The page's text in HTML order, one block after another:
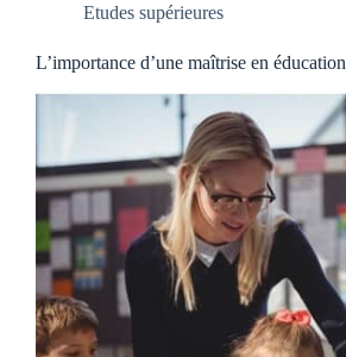
Etudes supérieures
L’importance d’une maîtrise en éducation